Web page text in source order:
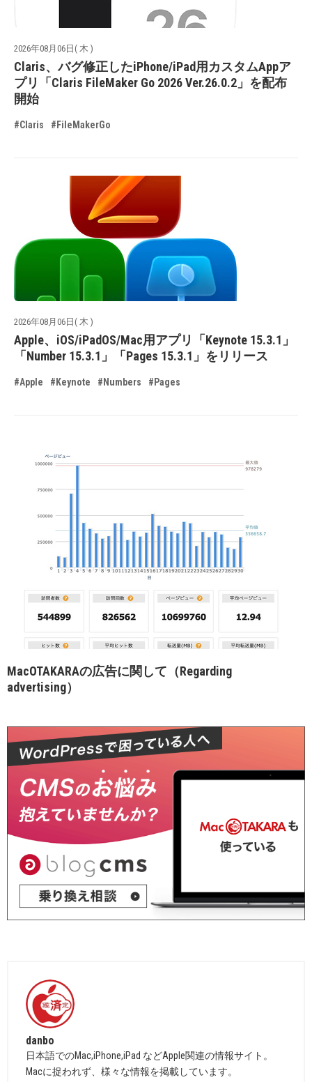
2026年08月06日( 木 )
Claris、バグ修正したiPhone/iPad用カスタムAppア
プリ「Claris FileMaker Go 2026 Ver.26.0.2」を配布
開始
#Claris #FileMakerGo
2026年08月06日( 木 )
Apple、iOS/iPadOS/Mac用アプリ「Keynote 15.3.1」
「Number 15.3.1」「Pages 15.3.1」をリリース
#Apple #Keynote #Numbers #Pages
MacOTAKARAの広告に関して（Regarding
advertising）
danbo
日本語でのMac,iPhone,iPad などApple関連の情報サイト。
Macに捉われず、様々な情報を掲載しています。